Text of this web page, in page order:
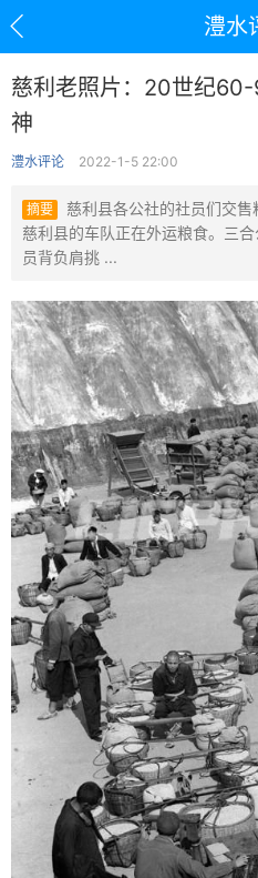
澧水
慈利老照片：20世纪
神
澧水评论 2022-1-5 22:00
摘要
慈利县各公社的社员们交售
慈利县的车队正在外运粮食。三
员背负肩挑 ...